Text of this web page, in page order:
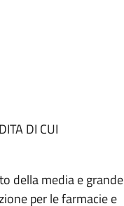
DI CUI
della media e grande
per le farmacie e